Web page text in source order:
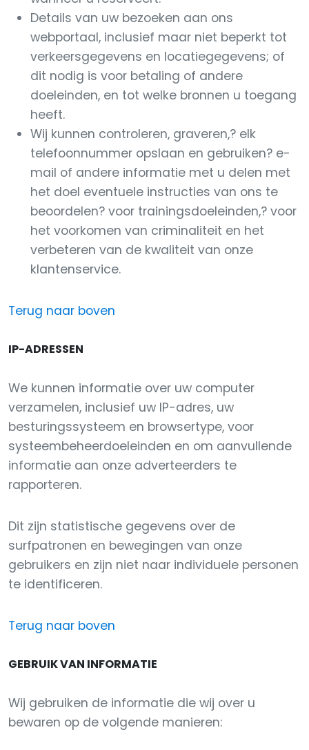
Details van uw bezoeken aan ons
webportaal, inclusief maar niet beperkt tot
verkeersgegevens en locatiegegevens; of
dit nodig is voor betaling of andere
doeleinden, en tot welke bronnen u toegang
heeft.
Wij kunnen controleren, graveren,? elk
telefoonnummer opslaan en gebruiken? e-
mail of andere informatie met u delen met
het doel eventuele instructies van ons te
beoordelen? voor trainingsdoeleinden,? voor
het voorkomen van criminaliteit en het
verbeteren van de kwaliteit van onze
klantenservice.
Terug naar boven
IP-ADRESSEN
We kunnen informatie over uw computer
verzamelen, inclusief uw IP-adres, uw
besturingssysteem en browsertype, voor
systeembeheerdoeleinden en om aanvullende
informatie aan onze adverteerders te
rapporteren.
Dit zijn statistische gegevens over de
surfpatronen en bewegingen van onze
gebruikers en zijn niet naar individuele personen
te identificeren.
Terug naar boven
GEBRUIK VAN INFORMATIE
Wij gebruiken de informatie die wij over u
bewaren op de volgende manieren: